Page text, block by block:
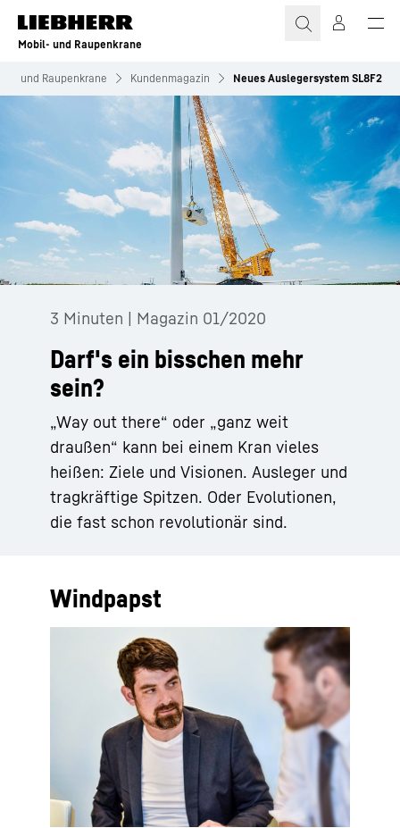
Zum Inhalt springen
Mobil- und Raupenkrane
und Raupenkrane Kundenmagazin Neues Auslegersystem SL8F2
3 Minuten | Magazin 01/2020
Darf's ein bisschen mehr
sein?
„Way out there“ oder „ganz weit
draußen“ kann bei einem Kran vieles
heißen: Ziele und Visionen. Ausleger und
tragkräftige Spitzen. Oder Evolutionen,
die fast schon revolutionär sind.
Windpapst